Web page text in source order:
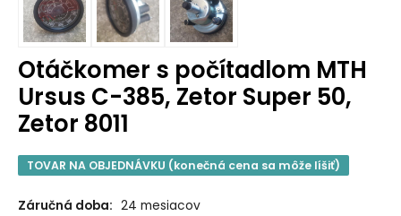
Otáčkomer s počítadlom MTH
Ursus C-385, Zetor Super 50,
Zetor 8011
TOVAR NA OBJEDNÁVKU (konečná cena sa môže líšiť)
Záručná doba: 24 mesiacov